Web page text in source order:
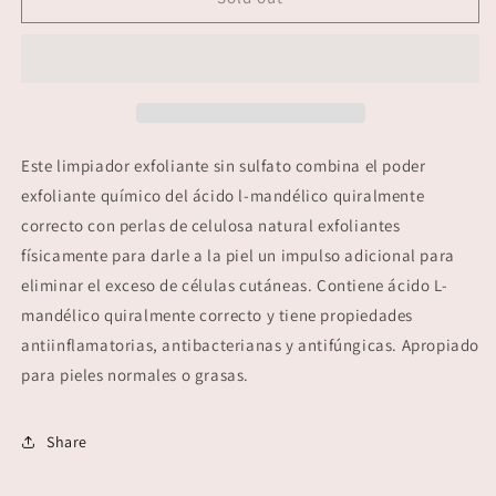
Mandelic
Mandelic
Este limpiador exfoliante sin sulfato combina el poder
exfoliante químico del ácido l-mandélico quiralmente
correcto con perlas de celulosa natural exfoliantes
físicamente para darle a la piel un impulso adicional para
eliminar el exceso de células cutáneas. Contiene ácido L-
mandélico quiralmente correcto y tiene propiedades
antiinflamatorias, antibacterianas y antifúngicas. Apropiado
para pieles normales o grasas.
Share